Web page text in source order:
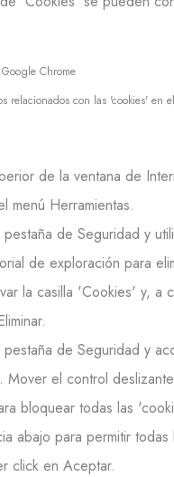
Chrome
relacionados con las 'cookies' en
de la ventana de
menú Herramientas.
de Seguridad y
de exploración para
la casilla 'Cookies' y, a
de Seguridad y
Mover el control
bloquear todas las
abajo para permitir
click en Aceptar.